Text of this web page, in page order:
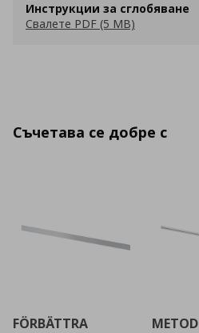
Инструкции за сглобяване
Свалете PDF (5 MB)
Съчетава се добре с
FÖRBÄTTRA
METOD